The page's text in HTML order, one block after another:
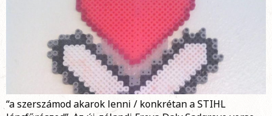
“a szerszámod akarok lenni / konkrétan a STIHL